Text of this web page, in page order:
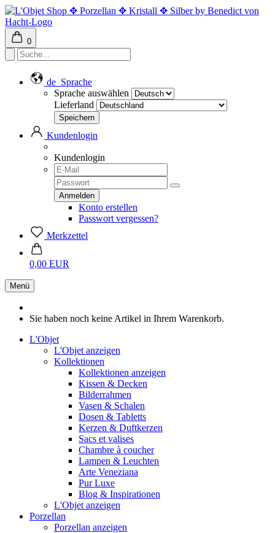
0
de Sprache
Sprache auswählen
Lieferland
Kundenlogin
Kundenlogin
Konto erstellen
Passwort vergessen?
Merkzettel
0,00 EUR
Menü
Sie haben noch keine Artikel in Ihrem Warenkorb.
L'Objet
L'Objet anzeigen
Kollektionen
Kollektionen anzeigen
Kissen & Decken
Bilderrahmen
Vasen & Schalen
Dosen & Tabletts
Kerzen & Duftkerzen
Sacs et valises
Chambre à coucher
Lampen & Leuchten
Arte Veneziana
Pur Luxe
Blog & Inspirationen
L'Objet anzeigen
Porzellan
Porzellan anzeigen